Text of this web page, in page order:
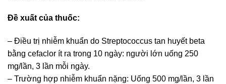
Đề xuất của thuốc:
– Điều trị nhiễm khuẩn do Streptococcus tan huyết beta
bằng cefaclor ít ra trong 10 ngày: người lớn uống 250
mg/lần, 3 lần mỗi ngày.
– Trường hợp nhiễm khuẩn nặng: Uống 500 mg/lần, 3 lần